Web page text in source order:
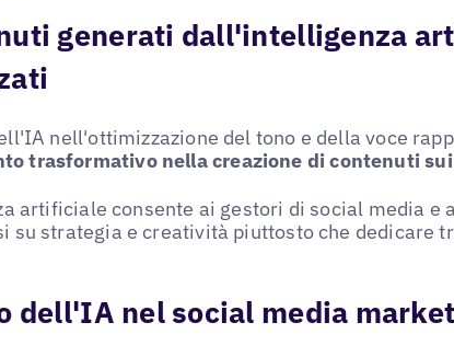
generati dall'intelligenza
nell'ottimizzazione del tono e della voce
trasformativo nella creazione di contenuti
artificiale consente ai gestori di social media e
su strategia e creatività piuttosto che dedicare
dell'IA nel social media